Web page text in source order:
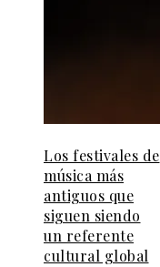
Los festivales de
música más
antiguos que
siguen siendo
un referente
cultural global